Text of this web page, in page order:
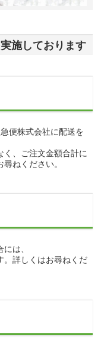
施しております
便株式会社に配送を
く、ご注文金額合計に
ねください。
は、
。詳しくはお尋ねくだ